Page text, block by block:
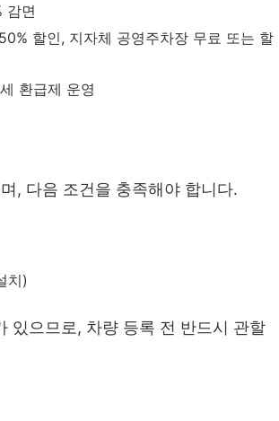
감면
할인, 지자체 공영주차장 무료 또는 할
환급제 운영
, 다음 조건을 충족해야 합니다.
치)
있으므로, 차량 등록 전 반드시 관할